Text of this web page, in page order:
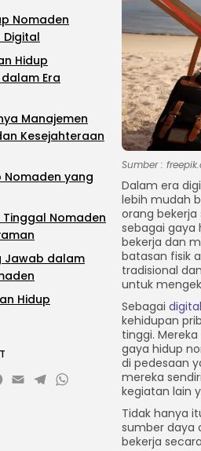
Sumber :
Dalam era
lebih mudah
orang bekerja
sebagai gaya
bekerja dan
batasan fisik
tradisional
untuk
Sebagai
kehidupan
tinggi.
gaya hidup
di pedesaan
mereka
kegiatan lain
Tidak hanya
sumber daya
bekerja
Nomaden
Digital
Hidup
Era
Manajemen
Kesejahteraan
Nomaden yang
Nomaden
Jawab dalam
Hidup
Email
Telegram
WhatsApp